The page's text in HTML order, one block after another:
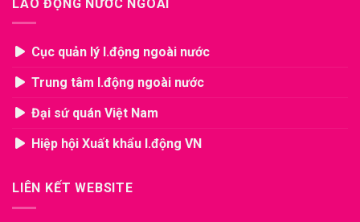
LAO ĐỘNG NƯỚC NGOÀI
Cục quản lý l.động ngoài nước
Trung tâm l.động ngoài nước
Đại sứ quán Việt Nam
Hiệp hội Xuất khẩu l.động VN
LIÊN KẾT WEBSITE